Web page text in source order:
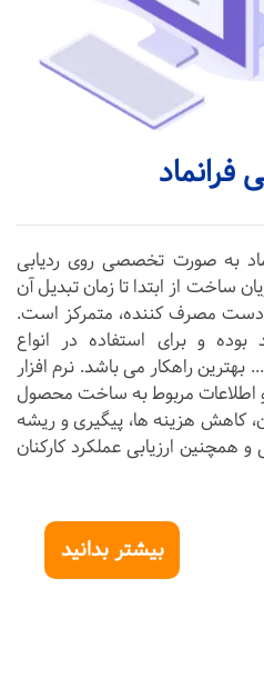
فرانماد
به صورت تخصصی روی ردیابی
ساخت از ابتدا تا زمان تبدیل آن
مصرف کننده، متمرکز است.
بوده و برای استفاده در انواع
بهترین راهکار می باشد. نرم افزار
و اطلاعات مربوط به ساخت محصول
کاهش هزینه ها، پیگیری و ریشه
همچنین ارزیابی عملکرد کارکنان
بیشتر بدانید